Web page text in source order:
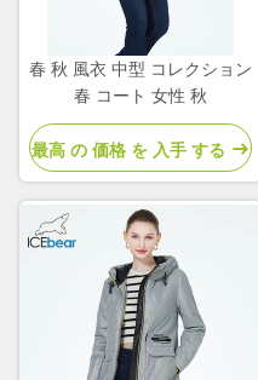
春 秋 風衣 中型 コレクション
春 コート 女性 秋
最高 の 価格 を 入手 する